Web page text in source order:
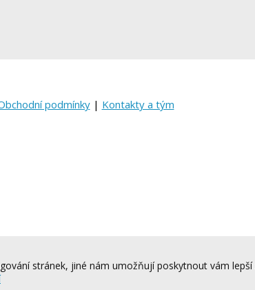
podmínky| Kontakty a tým
stránek, jiné nám umožňují poskytnout vám